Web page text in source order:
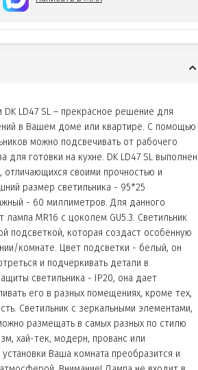
DK LD47 SL – прекрасное решение для
в Вашем доме или квартире. С помощью
можно подсвечивать от рабочего
для готовки на кухне. DK LD47 SL выполнен
отличающихся своими прочностью и
размер светильника - 95*25
- 60 миллиметров. Для данного
лампа MR16 с цоколем GU5.3. Светильник
подсветкой, которая создаст особенную
комнате. Цвет подсветки - белый, он
и подчеркивать детали в
светильника - IP20, она дает
его в разных помещениях, кроме тех,
Светильник с зеркальными элементами,
размещать в самых разных по стилю
хай-тек, модерн, прованс или
Ваша комната преобразится и